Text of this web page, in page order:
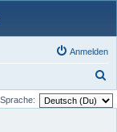
Anmelden
u
Sprache: